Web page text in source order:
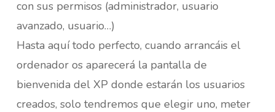
con sus permisos (administrador, usuario
avanzado, usuario…)
Hasta aquí todo perfecto, cuando arrancáis el
ordenador os aparecerá la pantalla de
bienvenida del XP donde estarán los usuarios
creados, solo tendremos que elegir uno, meter